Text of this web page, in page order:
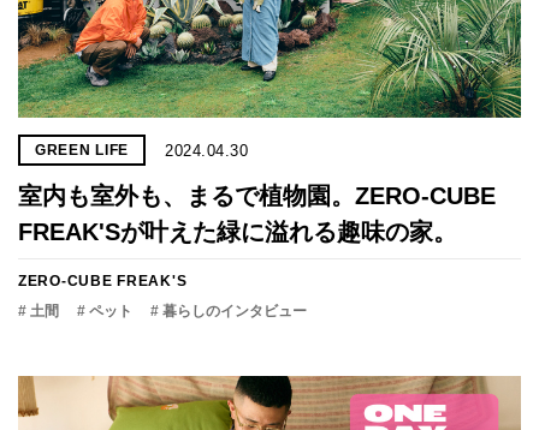
GREEN LIFE 2024.04.30
室内も室外も、まるで植物園。ZERO-CUBE
FREAK'Sが叶えた緑に溢れる趣味の家。
ZERO-CUBE FREAK'S
# 土間
# ペット # 暮らしのインタビュー